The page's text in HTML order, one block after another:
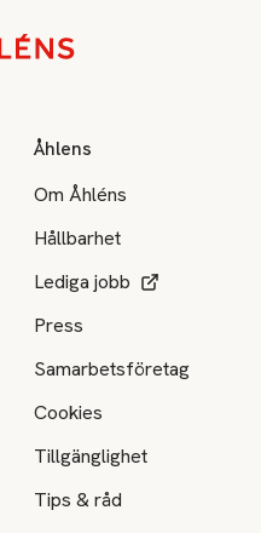
Åhlens
Om Åhléns
Hållbarhet
Lediga jobb
Press
Samarbetsföretag
Cookies
Tillgänglighet
Tips & råd